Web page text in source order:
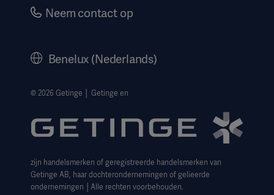
Carrière
Privacyverklaring website
Aanvraagformulier voor betrokkenen
Neem contact op
Benelux (Nederlands)
© 2026 Getinge │ Getinge en
zijn handelsmerken of geregistreerde handelsmerken van
Getinge AB, haar dochterondernemingen of gelieerde
ondernemingen │Alle rechten voorbehouden.